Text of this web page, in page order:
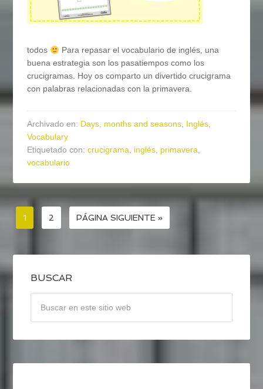
todos
Para repasar el vocabulario de inglés, una
buena estrategia son los pasatiempos como los
crucigramas. Hoy os comparto un divertido crucigrama
con palabras relacionadas con la primavera.
Archivado en: Days, months and seasons, Inglés,
Vocabulary
Etiquetado con:crucigrama, inglés, primavera,
vocabulario
1 2 PÁGINA SIGUIENTE »
BUSCAR